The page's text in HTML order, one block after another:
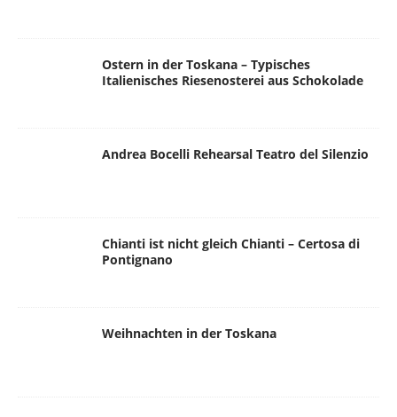
Ostern in der Toskana – Typisches
Italienisches Riesenosterei aus Schokolade
Andrea Bocelli Rehearsal Teatro del Silenzio
Chianti ist nicht gleich Chianti – Certosa di
Pontignano
Weihnachten in der Toskana